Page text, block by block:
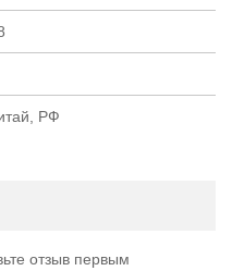
РФ
отзыв первым